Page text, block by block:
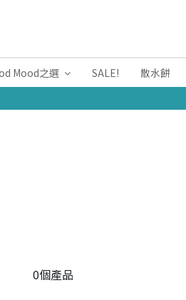
Mood之選 SALE! 散水餅
0個產品